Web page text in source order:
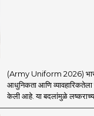
(Army Uniform 2026)
आधुनिकता आणि व्यावहारिकतेला
केली आहे. या बदलांमुळे लष्कराच्या